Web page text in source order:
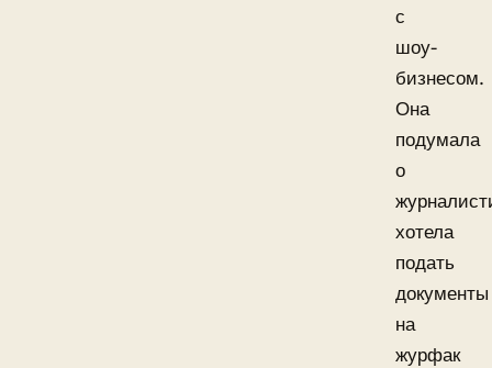
с
шоу-
бизнесом.
Она
подумала
о
хотела
подать
документы
на
журфак